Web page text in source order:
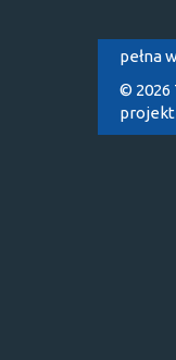
pełna
© 2026
projekt